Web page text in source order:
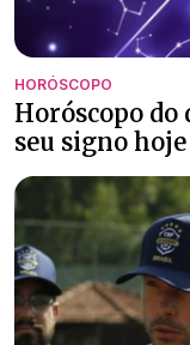
HORÓSCOPO
Horóscopo do
seu signo